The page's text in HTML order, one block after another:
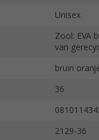
Unisex
Zool: EVA
van
bruin
36
2129-36